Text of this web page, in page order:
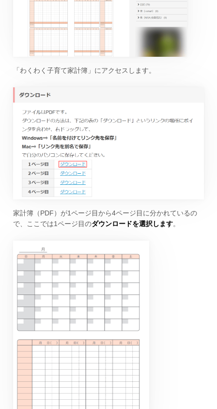
「わくわく子育て家計簿」にアクセスします。
家計簿（PDF）が1ページ目から4ページ目に分かれているの
で、ここでは1ページ目のダウンロードを選択します。